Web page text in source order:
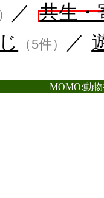
／ 共生・
（5件） ／
MOMO:動